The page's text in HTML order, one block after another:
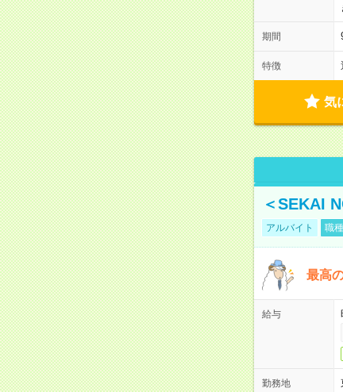
期間
特徴
気
＜SEKAI
アルバイト 職
最高
給与
勤務地